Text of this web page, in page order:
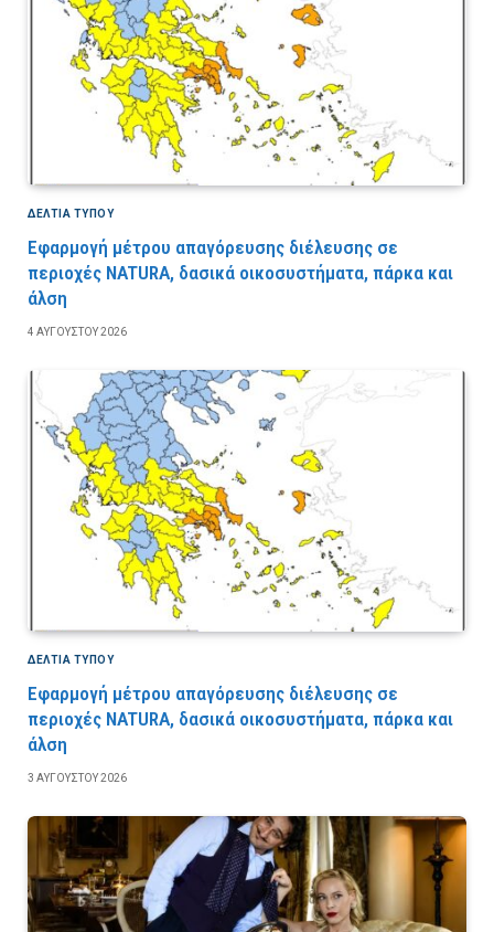
ΔΕΛΤΙΑ ΤΥΠΟΥ
Εφαρμογή μέτρου απαγόρευσης διέλευσης σε
περιοχές NATURA, δασικά οικοσυστήματα, πάρκα και
άλση
4 ΑΥΓΟΎΣΤΟΥ 2026
ΔΕΛΤΙΑ ΤΥΠΟΥ
Εφαρμογή μέτρου απαγόρευσης διέλευσης σε
περιοχές NATURA, δασικά οικοσυστήματα, πάρκα και
άλση
3 ΑΥΓΟΎΣΤΟΥ 2026